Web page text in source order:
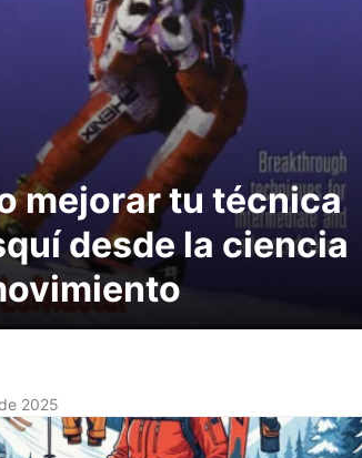
mejorar tu técnica
desde la ciencia
2025